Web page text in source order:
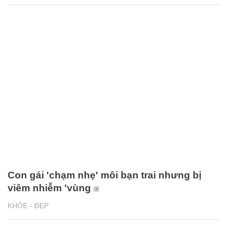
KHỎE - ĐẸP
Con gái 'chạm nhẹ' môi bạn trai nhưng bị
viêm nhiễm 'vùng